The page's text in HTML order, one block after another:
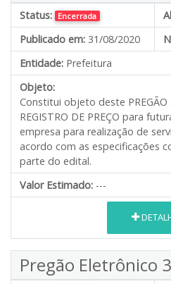
Status: Encerrada
Publicado em: 31/08/2020
Entidade: Prefeitura
Objeto:
Constitui objeto deste
REGISTRO DE PREÇO para
empresa para realização de
acordo com as especificações
parte do edital.
Valor Estimado: ---
Pregão Eletrônico